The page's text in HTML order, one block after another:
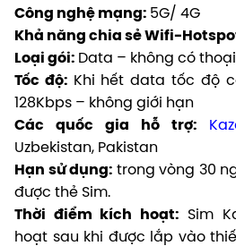
Công nghệ mạng: 5G/ 4G
Khả năng chia sẻ Wifi-
Loại gói: Data – không có thoại
Tốc độ: Khi hết data tốc độ
128Kbps – không giới hạn
Các quốc gia hỗ trợ:
Uzbekistan, Pakistan
Hạn sử dụng: trong vòng 30
được thẻ Sim.
Thời điểm kích hoạt: Sim
hoạt sau khi được lắp vào